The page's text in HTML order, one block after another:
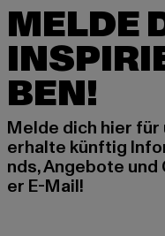
MELDE
BEN!
Melde dich hier
erhalte künftig
nds, Angebote
er E-Mail!